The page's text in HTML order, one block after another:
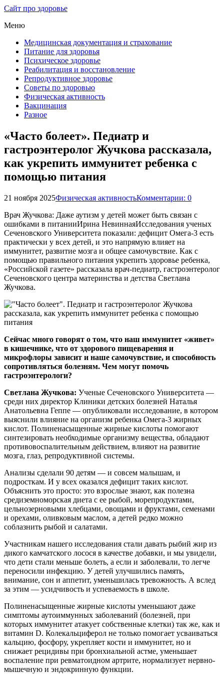
Сайт про здоровье
Меню
Медицинская документация и страхование
Питание для здоровья
Психическое здоровье
Реабилитация и восстановление
Репродуктивное здоровье
Советы по здоровью
Физическая активность
Вакцинация
Разное
«Часто болеет». Педиатр и
гастроэнтеролог Жучкова рассказала,
как укрепить иммунитет ребенка с
помощью питания
21 ноября 2025Физическая активностьКомментарии: 0
Врач Жучкова: Даже аутизм у детей может быть связан с
ошибками в питанииИрина НевиннаяИсследования ученых
Сеченовского Университета показали: дефицит Омега-3 есть
практически у всех детей, и это напрямую влияет на
иммунитет, развитие мозга и общее самочувствие. Как с
помощью правильного питания укрепить здоровье ребенка,
«Российской газете» рассказала врач-педиатр, гастроэнтеролог
Сеченовского центра материнства и детства Светлана
Жучкова.
Сейчас много говорят о том, что наш иммунитет «живет»
в кишечнике, что от здорового пищеварения и
микрофлоры зависит и наше самочувствие, и способность
сопротивляться болезням. Чем могут помочь
гастроэнтерологи?
Светлана Жучкова: Ученые Сеченовского Университета —
среди них директор Клиники детских болезней Наталья
Анатольевна Геппе — опубликовали исследование, в котором
выяснили влияние на организм ребенка Омега-3 жирных
кислот. Полиненасыщенные жирные кислоты помогают
синтезировать необходимые организму вещества, обладают
противовоспалительным действием, влияют на развитие
мозга, глаз, репродуктивной системы.
Анализы сделали 90 детям — и совсем малышам, и
подросткам. И у всех оказался дефицит таких кислот.
Объяснить это просто: это взрослые знают, как полезна
средиземноморская диета с ее рыбой, морепродуктами,
цельнозерновыми хлебцами, овощами и фруктами, семенами
и орехами, оливковым маслом, а детей редко можно
соблазнить рыбой и салатами.
Участникам нашего исследования стали давать рыбий жир из
дикого камчатского лосося в качестве добавки, и мы увидели,
что дети стали меньше болеть, а если и заболевали, то легче
переносили инфекцию. У детей улучшились память,
внимание, сон и аппетит, уменьшилась тревожность. А вслед
за этим — усидчивость и успеваемость в школе.
Полиненасыщенные жирные кислоты уменьшают даже
симптомы аутоиммунных заболеваний (болезней, при
которых иммунитет атакует собственные клетки) так же, как и
витамин D. Колекальциферол не только помогает усваиваться
кальцию, фосфору, укрепляет кости и иммунитет, но и
снижает рецидивы при бронхиальной астме, уменьшает
воспаление при ревматоидном артрите, нормализует нервно-
мышечную и эндокринную функции.